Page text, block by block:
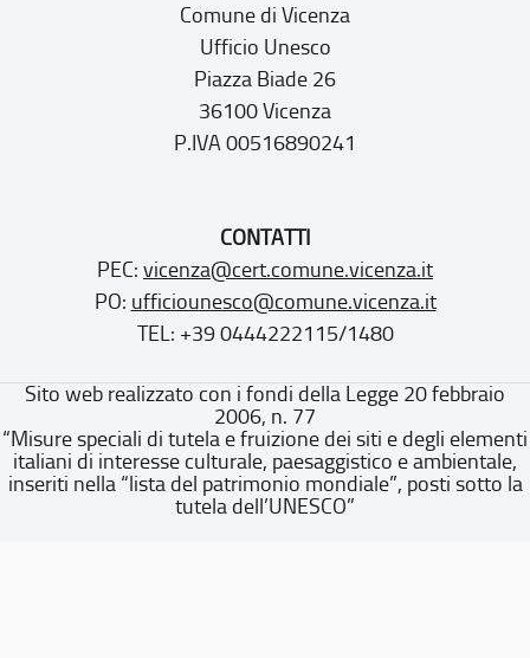
Comune di Vicenza
Ufficio Unesco
Piazza Biade 26
36100 Vicenza
P.IVA 00516890241
CONTATTI
PEC: vicenza@cert.comune.vicenza.it
PO: ufficiounesco@comune.vicenza.it
TEL: +39 0444222115/1480
Sito web realizzato con i fondi della Legge 20 febbraio
2006, n. 77
“Misure speciali di tutela e fruizione dei siti e degli elementi
italiani di interesse culturale, paesaggistico e ambientale,
inseriti nella “lista del patrimonio mondiale”, posti sotto la
tutela dell’UNESCO”